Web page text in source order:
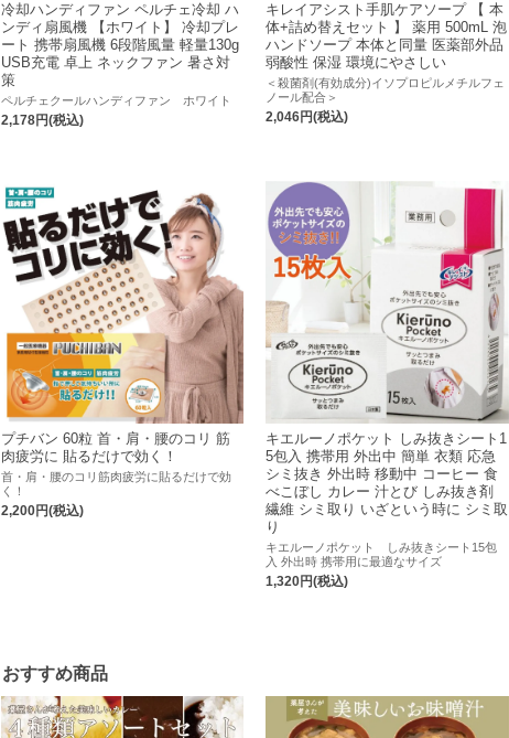
冷却ハンディファン ペルチェ冷却 ハ
ンディ扇風機 【ホワイト】 冷却プレ
ート 携帯扇風機 6段階風量 軽量130g
USB充電 卓上 ネックファン 暑さ対
策
ペルチェクールハンディファン ホワイト
2,178円(税込)
キレイアシスト手肌ケアソープ 【 本
体+詰め替えセット 】 薬用 500mL 泡
ハンドソープ 本体と同量 医薬部外品
弱酸性 保湿 環境にやさしい
＜殺菌剤(有効成分)イソプロピルメチルフェ
ノール配合＞
2,046円(税込)
プチバン 60粒 首・肩・腰のコリ 筋
肉疲労に 貼るだけで効く！
首・肩・腰のコリ筋肉疲労に貼るだけで効
く！
2,200円(税込)
キエルーノポケット しみ抜きシート1
5包入 携帯用 外出中 簡単 衣類 応急
シミ抜き 外出時 移動中 コーヒー 食
べこぼし カレー 汁とび しみ抜き剤
繊維 シミ取り いざという時に シミ取
り
キエルーノポケット しみ抜きシート15包
入 外出時 携帯用に最適なサイズ
1,320円(税込)
おすすめ商品